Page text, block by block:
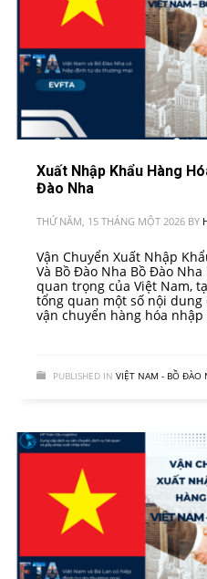
Xuất Nhập Khẩu Hàng
Đào Nha
THỨ NĂM, 15 THÁNG MỘT 2026 BY
Vận Chuyển Xuất Nhập
Và Bồ Đào Nha Bồ Đào
quan trọng của Việt Nam,
tổng quan một số nội
vận chuyển hàng hóa
PUBLISHED IN VIỆT NAM - BỒ ĐÀO